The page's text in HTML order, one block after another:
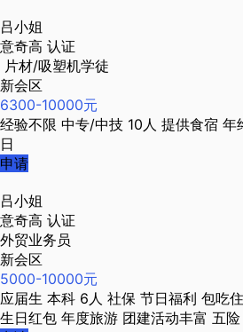
吕小姐
意奇高 认证
片材/吸塑机学徒
新会区
6300-10000元
经验不限 中专/中技 10人 提供食宿 年
日
申请
吕小姐
意奇高 认证
外贸业务员
新会区
5000-10000元
应届生 本科 6人 社保 节日福利 包吃住
生日红包 年度旅游 团建活动丰富 五险